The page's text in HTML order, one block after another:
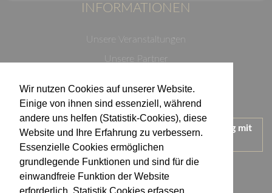
Wir nutzen Cookies auf unserer Website.
Einige von ihnen sind essenziell, während
andere uns helfen (Statistik-Cookies), diese
Website und Ihre Erfahrung zu verbessern.
Essenzielle Cookies ermöglichen
grundlegende Funktionen und sind für die
einwandfreie Funktion der Website
INFORMATIONEN
Unsere Veranstaltungen
Unsere Partner
Impressum
Wir treten für einen verantwortungsvollen Umgang mit
Alkohol ein.
KONTAKT